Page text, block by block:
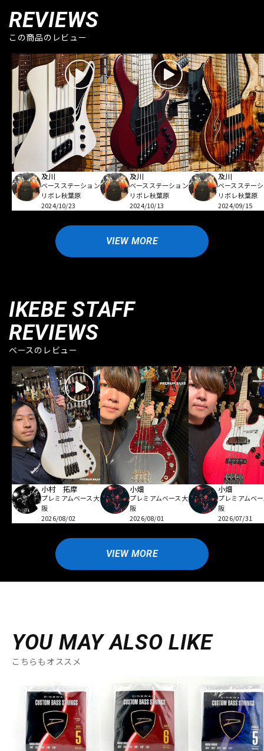
REVIEWS
この商品のレビュー
及川
ベースステーション
リボレ秋葉原
2024/10/23
及川
ベースステーション
リボレ秋葉原
2024/10/13
及川
ベースステー
リボレ秋葉原
2024/09/15
VIEW MORE
IKEBE STAFF
REVIEWS
ベースのレビュー
小村 拓摩
プレミアムベース大
阪
2026/08/02
小畑
プレミアムベース大
阪
2026/08/01
小畑
プレミアムベ
阪
2026/07/31
VIEW MORE
YOU MAY ALSO LIKE
こちらもオススメ